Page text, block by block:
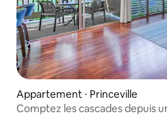
Appartement ⋅ Princeville
Comptez les cascades depuis